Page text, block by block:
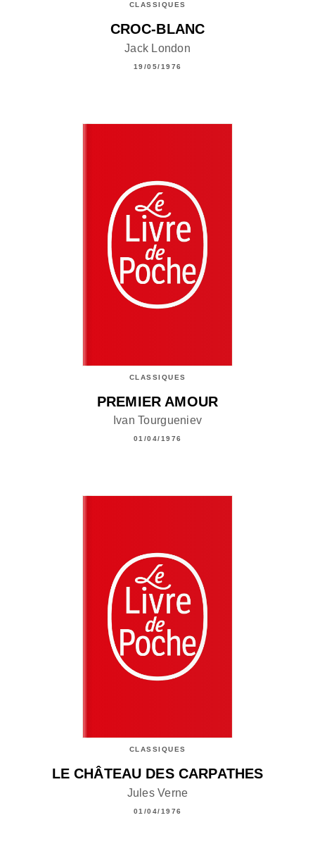
CLASSIQUES
CROC-BLANC
Jack London
19/05/1976
CLASSIQUES
PREMIER AMOUR
Ivan Tourgueniev
01/04/1976
CLASSIQUES
LE CHÂTEAU DES CARPATHES
Jules Verne
01/04/1976